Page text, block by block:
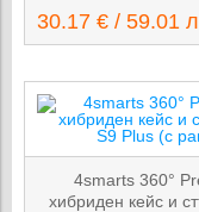
30.17 € / 59.01
4smarts 360°
хибриден кейс и